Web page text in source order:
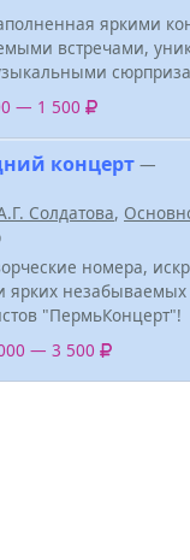
яркими
встречами,
— 1 500
концерт —
Солдатова,
номера,
ярких незабываемых
"ПермьКонцерт"!
— 3 500